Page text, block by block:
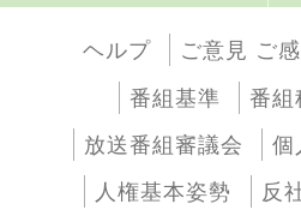
ヘルプ ご意見 ご
番組基準
番組
放送番組審議会
個
人権基本姿勢
反